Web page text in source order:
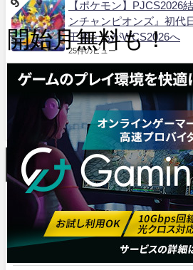
【ポケモン】
ンチャンピオンズ』初代
王者たちがWCS2026へ
25件のビュー
ポケモンワールドチャン
24件のビュー
最近の投稿
【eスポーツ】EAの買
主導で非公開化へ！
LBOがApex・FC Pro
題